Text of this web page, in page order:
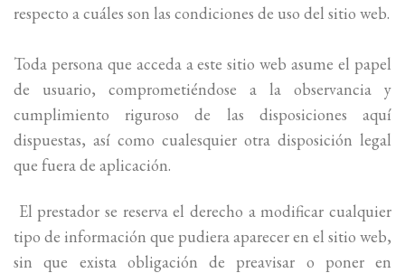
respecto a cuáles son las condiciones de uso del sitio web.
Toda persona que acceda a este sitio web asume el papel
de usuario, comprometiéndose a la observancia y
cumplimiento riguroso de las disposiciones aquí
dispuestas, así como cualesquier otra disposición legal
que fuera de aplicación.
El prestador se reserva el derecho a modificar cualquier
tipo de información que pudiera aparecer en el sitio web,
sin que exista obligación de preavisar o poner en